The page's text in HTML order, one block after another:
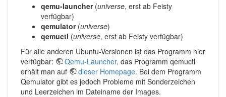
qemu-launcher(universe, erst ab Feisty
verfügbar)
qemulator(universe)
qemuctl (universe, erst ab Feisty verfügbar)
Für alle anderen Ubuntu-Versionen ist das Programm hier
verfügbar:
Qemu-Launcher, das Programm qemuctl
erhält man auf
dieser Homepage. Bei dem Programm
Qemulator gibt es jedoch Probleme mit Sonderzeichen
und Leerzeichen im Dateiname der Images.